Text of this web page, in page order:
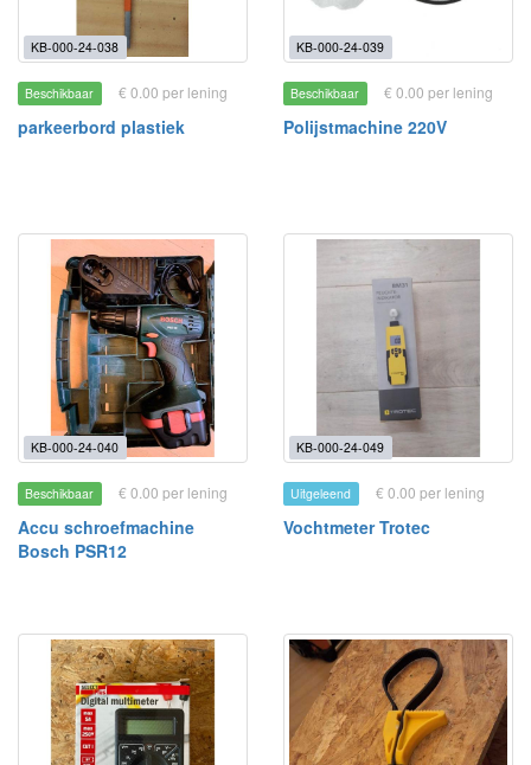
KB-000-24-038
Beschikbaar € 0.00 per lening
parkeerbord plastiek
KB-000-24-039
Beschikbaar € 0.00 per lening
Polijstmachine 220V
KB-000-24-040
Beschikbaar € 0.00 per lening
Accu schroefmachine
Bosch PSR12
KB-000-24-049
Uitgeleend € 0.00 per lening
Vochtmeter Trotec